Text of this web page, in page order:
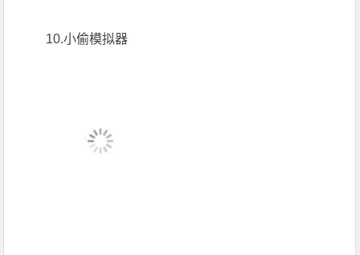
10.小偷模拟器